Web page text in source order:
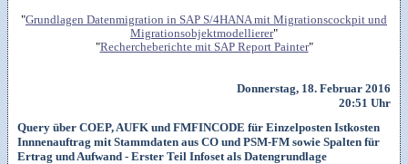
"Grundlagen Datenmigration in SAP S/4HANA mit Migrationscockpit und
Migrationsobjektmodellierer"
"Rechercheberichte mit SAP Report Painter"
Donnerstag, 18. Februar 2016
20:51 Uhr
Query über COEP, AUFK und FMFINCODE für Einzelposten Istkosten
Innnenauftrag mit Stammdaten aus CO und PSM-FM sowie Spalten für
Ertrag und Aufwand - Erster Teil Infoset als Datengrundlage